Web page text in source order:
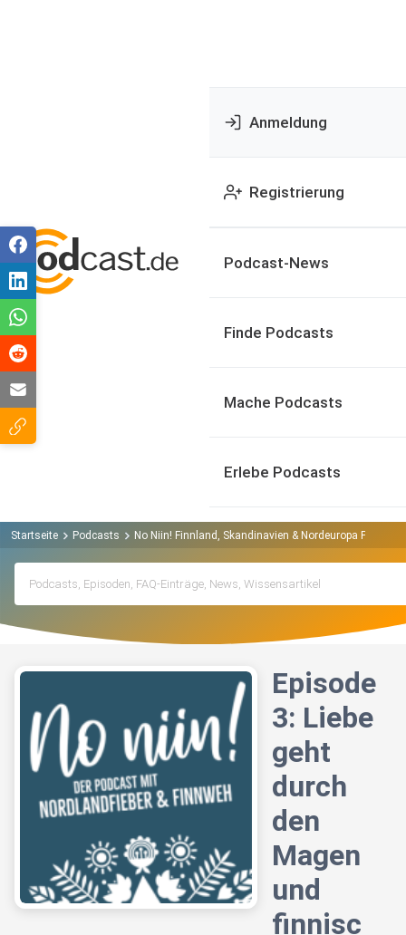
Anmeldung
Registrierung
Podcast-News
Finde Podcasts
Mache Podcasts
Erlebe Podcasts
Startseite Podcasts No Niin! Finnland, Skandinavien & Nordeuropa Podcast
Episode
3: Liebe
geht
durch
den
Magen
und
finnisc